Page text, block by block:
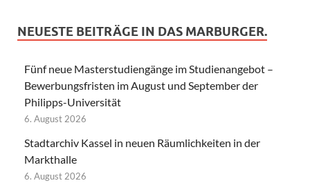
NEUESTE BEITRÄGE IN DAS MARBURGER.
Fünf neue Masterstudiengänge im Studienangebot –
Bewerbungsfristen im August und September der
Philipps-Universität
6. August 2026
Stadtarchiv Kassel in neuen Räumlichkeiten in der
Markthalle
6. August 2026